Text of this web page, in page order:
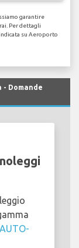
garantire
Per dettagli
su Aeroporto
- Domande
AUTO-